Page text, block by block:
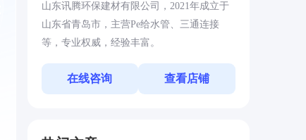
山东讯腾环保建材有限公司，2021年成立于
山东省青岛市，主营Pe给水管、三通连接
等，专业权威，经验丰富。
在线咨询 查看店铺